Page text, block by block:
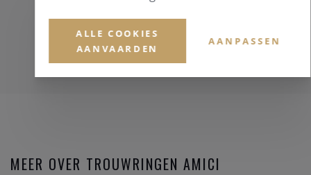
MEER OVER TROUWRINGEN AMICI
ALLE COOKIES
AANVAARDEN
AANPASSEN